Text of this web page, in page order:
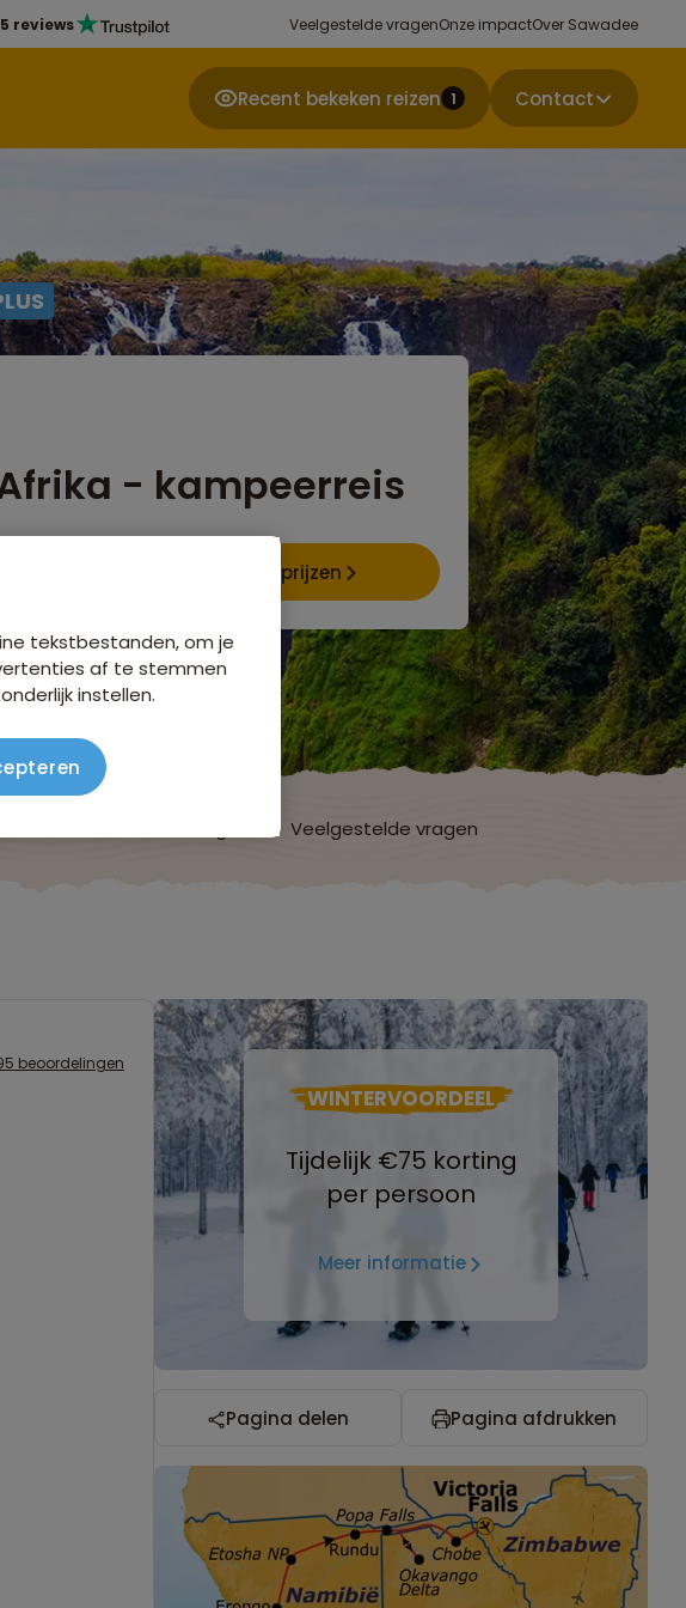
reviews Veelgestelde vragenOnze impactOver Sawadee
Recent bekeken reizen 1 Contact
- kampeerreis
Data & prijzen
Veelgestelde vragen
beoordelingen
WINTERVOORDEEL
Tijdelijk €75 korting
per persoon
Meer informatie
Pagina delen Pagina afdrukken
tekstbestanden, om je
af te stemmen
instellen.